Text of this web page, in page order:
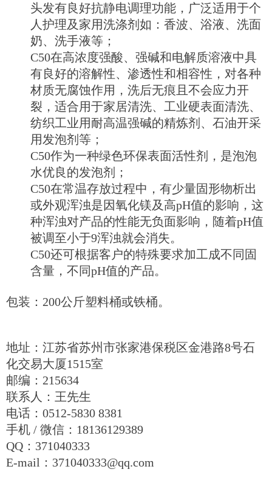
头发有良好抗静电调理功能，广泛适用于个
人护理及家用洗涤剂如：香波、浴液、洗面
奶、洗手液等；
C50在高浓度强酸、强碱和电解质溶液中具
有良好的溶解性、渗透性和相容性，对各种
材质无腐蚀作用，洗后无痕且不会应力开
裂，适合用于家居清洗、工业硬表面清洗、
纺织工业用耐高温强碱的精炼剂、石油开采
用发泡剂等；
C50作为一种绿色环保表面活性剂，是泡泡
水优良的发泡剂；
C50在常温存放过程中，有少量固形物析出
或外观浑浊是因氧化镁及高pH值的影响，这
种浑浊对产品的性能无负面影响，随着pH值
被调至小于9浑浊就会消失。
C50还可根据客户的特殊要求加工成不同固
含量，不同pH值的产品。
包装：200公斤塑料桶或铁桶。
地址：江苏省苏州市张家港保税区金港路8号石
化交易大厦1515室
邮编：215634
联系人：王先生
电话：0512-5830 8381
手机 / 微信：18136129389
QQ：371040333
E-mail：371040333@qq.com